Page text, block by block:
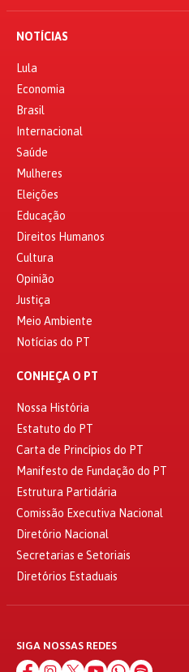
NOTÍCIAS
Lula
Economia
Brasil
Internacional
Saúde
Mulheres
Eleições
Educação
Direitos Humanos
Cultura
Opinião
Justiça
Meio Ambiente
Notícias do PT
CONHEÇA O PT
Nossa História
Estatuto do PT
Carta de Princípios do PT
Manifesto de Fundação do PT
Estrutura Partidária
Comissão Executiva Nacional
Diretório Nacional
Secretarias e Setoriais
Diretórios Estaduais
SIGA NOSSAS REDES